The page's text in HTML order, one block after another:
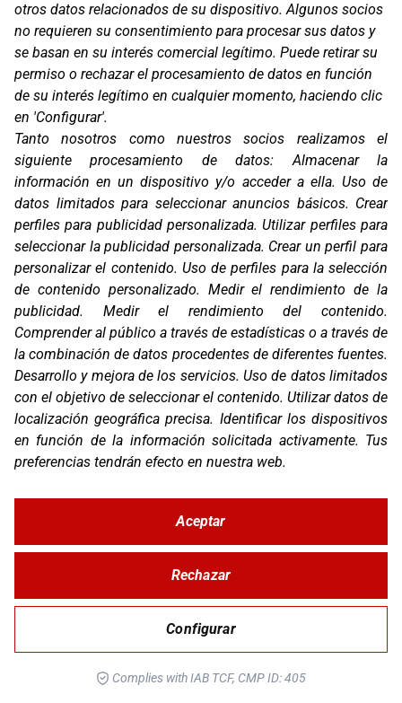
PROT. KTM 890 ADVENTURE R RALLY 20-21
PROT. DEPÓSITO KTM 890 ADV R RALLY 20-21
otros datos relacionados de su dispositivo. Algunos socios
no requieren su consentimiento para procesar sus datos y
se basan en su interés comercial legítimo. Puede retirar su
permiso o rechazar el procesamiento de datos en función
de su interés legítimo en cualquier momento, haciendo clic
en 'Configurar'.
Tanto nosotros como nuestros socios realizamos el
siguiente procesamiento de datos:Almacenar la
información en un dispositivo y/o acceder a ella. Uso de
datos limitados para seleccionar anuncios básicos. Crear
perfiles para publicidad personalizada.Utilizar perfiles para
seleccionar la publicidad personalizada. Crear un perfil para
personalizar el contenido. Uso de perfiles para la selección
de contenido personalizado. Medir el rendimiento de la
publicidad. Medir el rendimiento del contenido.
Comprender al público a través de estadísticas o a través de
la combinación de datos procedentes de diferentes fuentes.
Desarrollo y mejora de los servicios.Uso de datos limitados
con el objetivo de seleccionar el contenido. Utilizar datos de
localización geográfica precisa. Identificar los dispositivos
en función de la información solicitada activamente. Tus
preferencias tendrán efecto en nuestra web.
Configurar
Rechazar
Aceptar
Complies with IAB TCF, CMP ID: 405